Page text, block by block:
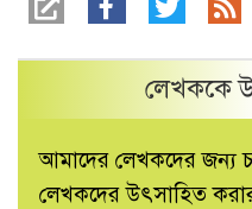
লেখককে
আমাদের লেখকদের জন্য
লেখকদের উৎসাহিত